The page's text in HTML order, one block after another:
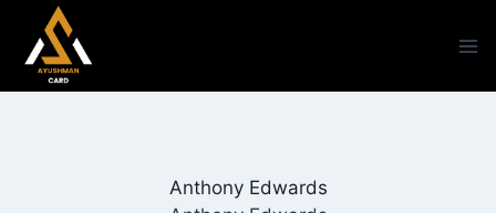
content
Anthony Edwards